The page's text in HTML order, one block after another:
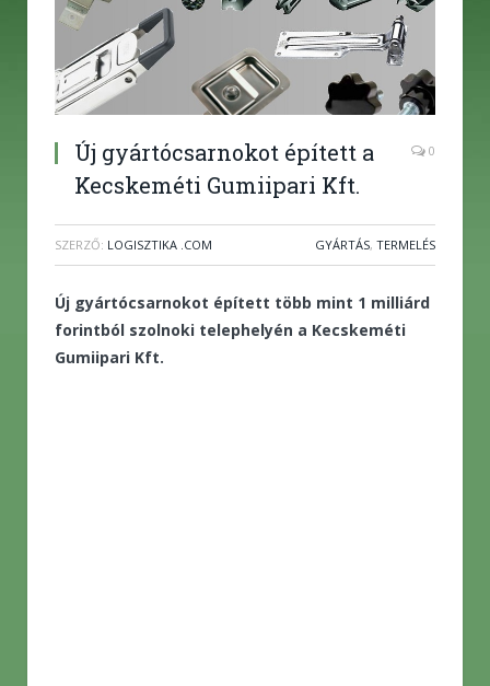
Új gyártócsarnokot épített a
Kecskeméti Gumiipari Kft.
0
SZERZŐ: LOGISZTIKA .COM GYÁRTÁS, TERMELÉS
Új gyártócsarnokot épített több mint 1 milliárd
forintból szolnoki telephelyén a Kecskeméti
Gumiipari Kft.